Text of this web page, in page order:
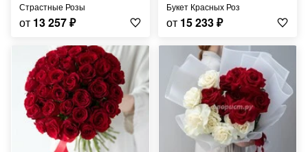
Страстные Розы
от 13 257₽
Букет Красных Роз
от 15 233₽